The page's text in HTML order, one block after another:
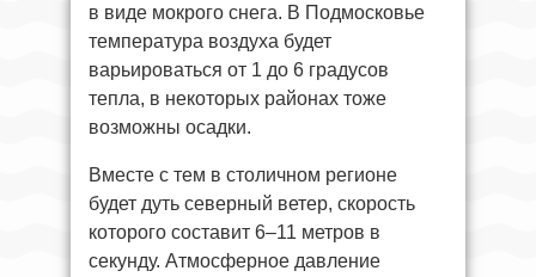
в виде мокрого снега. В Подмосковье
температура воздуха будет
варьироваться от 1 до 6 градусов
тепла, в некоторых районах тоже
возможны осадки.
Вместе с тем в столичном регионе
будет дуть северный ветер, скорость
которого составит 6–11 метров в
секунду. Атмосферное давление